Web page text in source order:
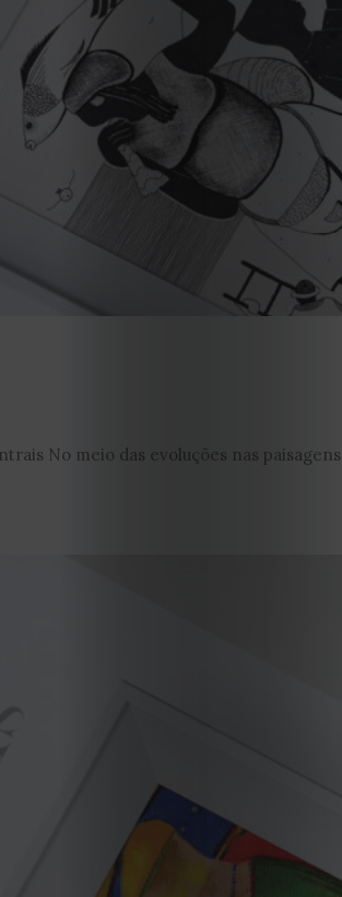
No meio das evoluções nas